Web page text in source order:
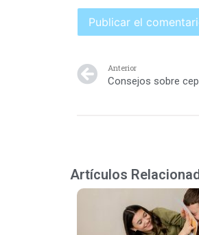
Anterior
Artículos